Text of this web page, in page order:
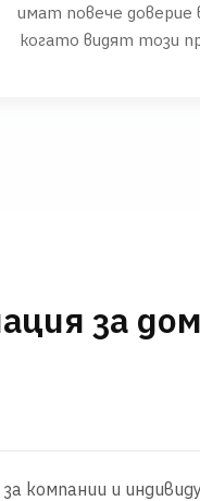
имат повече доверие
когато видят този
за
компании и